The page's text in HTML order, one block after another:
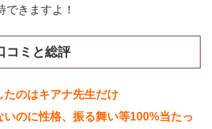
できますよ！
コミと総評
たのはキアナ先生だけ
いのに性格、振る舞い等100%当たっ